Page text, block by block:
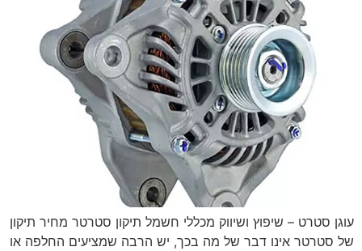
עוגן סטרט – שיפוץ ושיווק מכללי חשמל תיקון סטרטר מחיר תיקון
של סטרטר אינו דבר של מה בכך, יש הרבה שמציעים החלפה או